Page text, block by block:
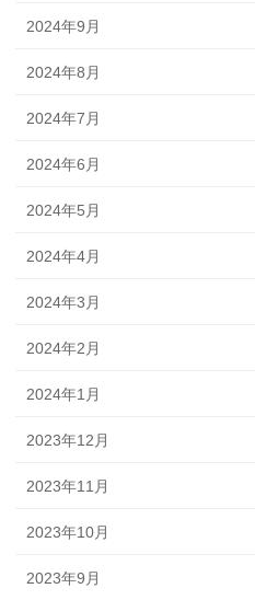
2024年9月
2024年8月
2024年7月
2024年6月
2024年5月
2024年4月
2024年3月
2024年2月
2024年1月
2023年12月
2023年11月
2023年10月
2023年9月